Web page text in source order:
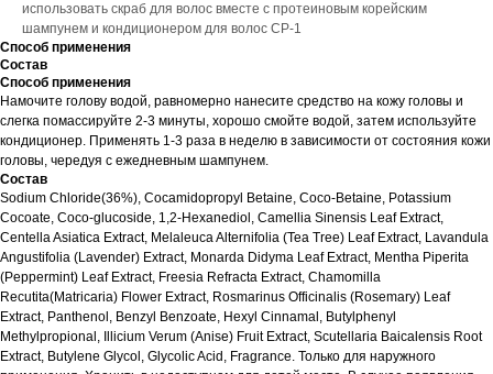
использовать скраб для волос вместе с протеиновым корейским
шампунем и кондиционером для волос CP-1
Способ применения
Состав
Способ применения
Намочите голову водой, равномерно нанесите средство на кожу головы и
слегка помассируйте 2-3 минуты, хорошо смойте водой, затем используйте
кондиционер. Применять 1-3 раза в неделю в зависимости от состояния кожи
головы, чередуя с ежедневным шампунем.
Состав
Sodium Chloride(36%), Cocamidopropyl Betaine, Coco-Betaine, Potassium
Cocoate, Coco-glucoside, 1,2-Hexanediol, Camellia Sinensis Leaf Extract,
Centella Asiatica Extract, Melaleuca Alternifolia (Tea Tree) Leaf Extract, Lavandula
Angustifolia (Lavender) Extract, Monarda Didyma Leaf Extract, Mentha Piperita
(Peppermint) Leaf Extract, Freesia Refracta Extract, Chamomilla
Recutita(Matricaria) Flower Extract, Rosmarinus Officinalis (Rosemary) Leaf
Extract, Panthenol, Benzyl Benzoate, Hexyl Cinnamal, Butylphenyl
Methylpropional, Illicium Verum (Anise) Fruit Extract, Scutellaria Baicalensis Root
Extract, Butylene Glycol, Glycolic Acid, Fragrance. Только для наружного